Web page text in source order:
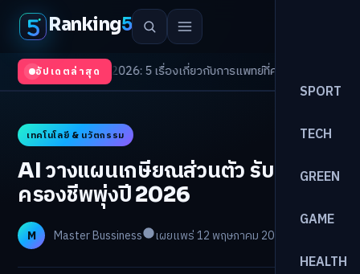
Ranking5
SPORT
TECH
GREEN
GAME
HEALTH
อัปเดตล่าสุด
2026: 5 เรื่องเกี่ยวกับการแพทย์ที่ควรรู้/ดอกเบี้ยขาขึ้นรอบใหม่! จั
เทคโนโลยี & นวัตกรรม
AI วางแผนเกษียณส่วนตัว รับมือค่า
ครองชีพพุ่งปี 2026
M Master Bussiness เผยแพร่ 12 พฤษภาคม 2026